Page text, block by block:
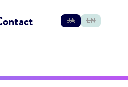
JA EN